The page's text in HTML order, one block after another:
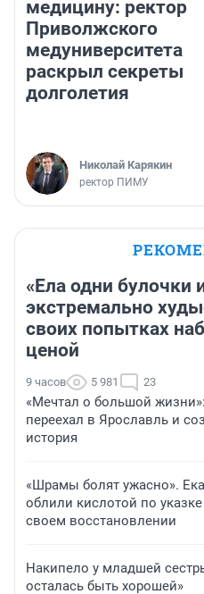
медицину: ректор
Приволжского
медуниверситета
раскрыл секреты
долголетия
Николай Карякин
ректор ПИМУ
«Ела одни булочки
экстремально
своих попытках
ценой
9 часов 5 981 23
«Мечтал о большой
переехал в Ярославль и
история
«Шрамы болят ужасно».
облили кислотой по
своем восстановлении
Накипело у младшей
осталась быть хорошей»